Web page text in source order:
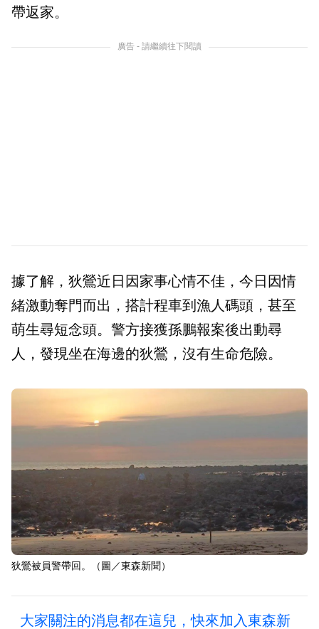
帶返家。
廣告 - 請繼續往下閱讀
據了解，狄鶯近日因家事心情不佳，今日因情
緒激動奪門而出，搭計程車到漁人碼頭，甚至
萌生尋短念頭。警方接獲孫鵬報案後出動尋
人，發現坐在海邊的狄鶯，沒有生命危險。
狄鶯被員警帶回。（圖／東森新聞）
大家關注的消息都在這兒，快來加入東森新